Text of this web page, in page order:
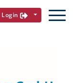
Login